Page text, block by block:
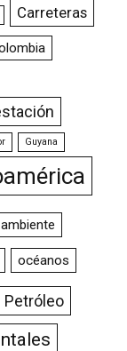
Carreteras
Guyana
océanos
Petróleo